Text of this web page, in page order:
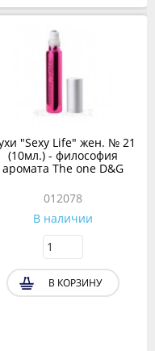
"Sexy Life" жен. № 21
(10мл.) - философия
аромата The one D&G
012078
В наличии
В КОРЗИНУ